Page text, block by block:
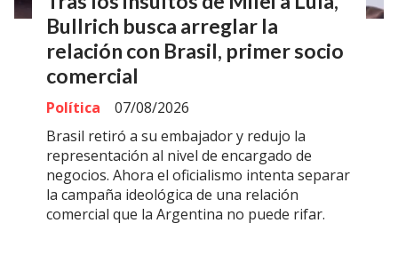
Bullrich busca arreglar la
relación con Brasil, primer socio
comercial
Política
07/08/2026
Brasil retiró a su embajador y redujo la
representación al nivel de encargado de
negocios. Ahora el oficialismo intenta separar
la campaña ideológica de una relación
comercial que la Argentina no puede rifar.